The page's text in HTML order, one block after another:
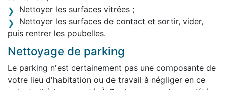
Nettoyer les surfaces vitrées ;
Nettoyer les surfaces de contact et sortir, vider,
puis rentrer les poubelles.
Nettoyage de parking
Le parking n'est certainement pas une composante de
votre lieu d'habitation ou de travail à négliger en ce